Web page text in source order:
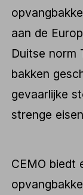
aan de
Duitse norm
bakken
gevaarlijke
strenge
CEMO biedt